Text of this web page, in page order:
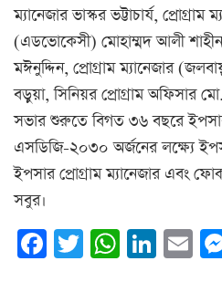
ম্যানেজার ভাস্কর ভট্টাচার্য,
(এডভোকেসী) মোহাম্মদ আলী শাহীন,
মঈনুদ্দিন, প্রোগ্রাম ম্যানেজার
বড়ুয়া, সিনিয়র প্রোগ্রাম অফিসার
সভার শুরুতে বিগত ৩৬ বছরে
এসডিজি-২০৩০ অর্জনের লক্ষ্যে
ইপসার প্রোগ্রাম ম্যানেজার এবং
সবুর।
Facebook
Twitter